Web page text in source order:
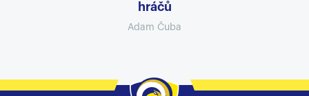
hráčů
Adam Čuba